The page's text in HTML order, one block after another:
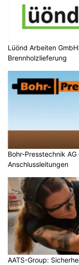
Lüönd Arbeiten
Brennholzlieferung
Bohr-Presstechnik
Anschlussleitungen
AATS-Group: